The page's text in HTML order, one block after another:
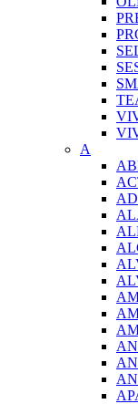
A